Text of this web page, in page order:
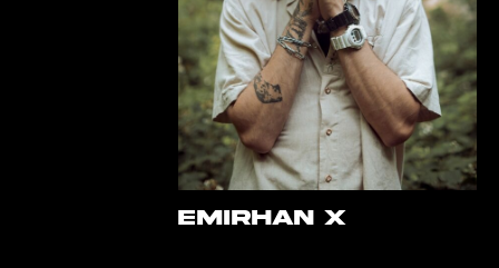
EMIRHAN X